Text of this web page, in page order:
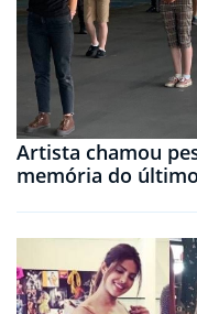
Artista chamou
memória do